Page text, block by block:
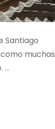
Santiago
muchas
…